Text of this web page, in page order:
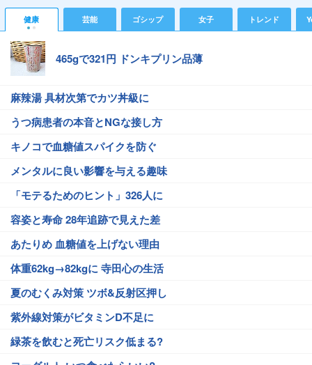
健康 芸能 ゴシップ 女子 トレンド
465gで321円 ドンキプリン品薄
麻辣湯 具材次第でカツ丼級に
うつ病患者の本音とNGな接し方
キノコで血糖値スパイクを防ぐ
メンタルに良い影響を与える趣味
「モテるためのヒント」326人に
容姿と寿命 28年追跡で見えた差
あたりめ 血糖値を上げない理由
体重62kg→82kgに 寺田心の生活
夏のむくみ対策 ツボ&反射区押し
紫外線対策がビタミンD不足に
緑茶を飲むと死亡リスク低まる?